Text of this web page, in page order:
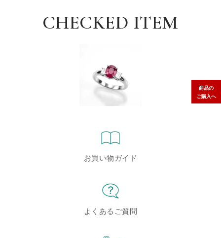
商品の
ご購入へ
CHECKED ITEM
お買い物ガイド
よくあるご質問